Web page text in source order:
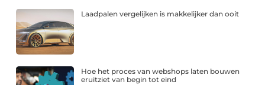
Laadpalen vergelijken is makkelijker dan ooit
Hoe het proces van webshops laten bouwen
eruitziet van begin tot eind